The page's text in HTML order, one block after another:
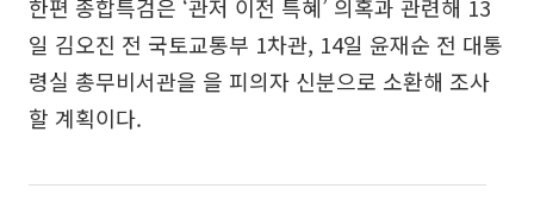
한편 종합특검은 ‘관저 이전 특혜’ 의혹과 관련해 13
일 김오진 전 국토교통부 1차관, 14일 윤재순 전 대통
령실 총무비서관을 을 피의자 신분으로 소환해 조사
할 계획이다.